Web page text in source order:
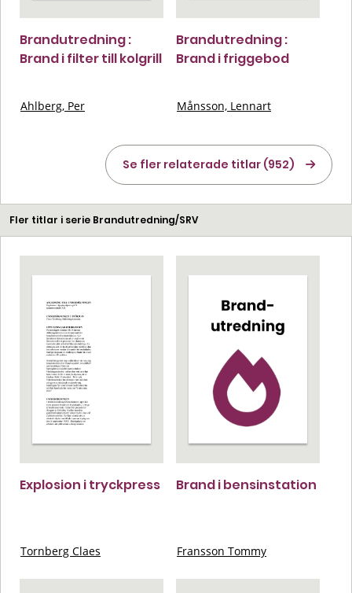
Brandutredning :
Brand i filter till kolgrill
Ahlberg, Per
Brandutredning :
Brand i friggebod
Månsson, Lennart
Se fler relaterade titlar (952)
Fler titlar i serie Brandutredning/SRV
Explosion i tryckpress
Tornberg Claes
Brand i bensinstation
Fransson Tommy